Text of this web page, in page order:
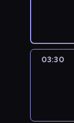
03:30